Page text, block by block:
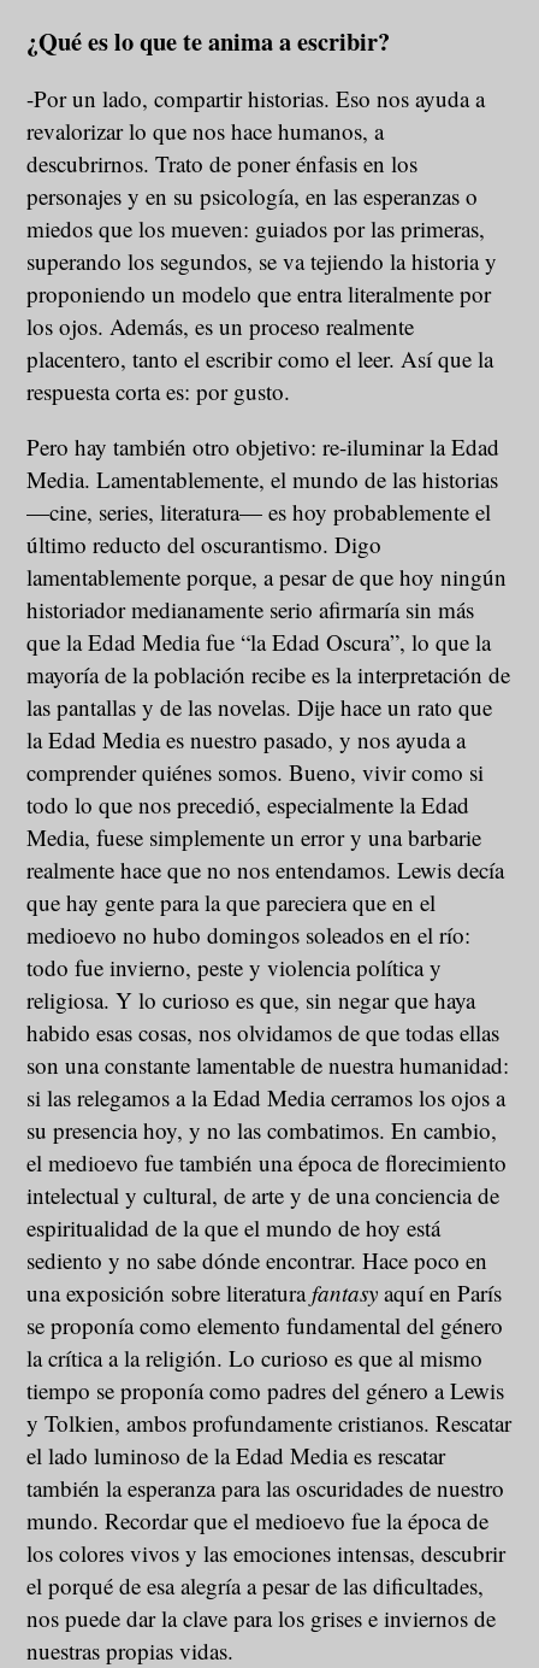
¿Qué es lo que te anima a escribir?
-Por un lado, compartir historias. Eso nos ayuda a
revalorizar lo que nos hace humanos, a
descubrirnos. Trato de poner énfasis en los
personajes y en su psicología, en las esperanzas o
miedos que los mueven: guiados por las primeras,
superando los segundos, se va tejiendo la historia y
proponiendo un modelo que entra literalmente por
los ojos. Además, es un proceso realmente
placentero, tanto el escribir como el leer. Así que la
respuesta corta es: por gusto.
Pero hay también otro objetivo: re-iluminar la Edad
Media. Lamentablemente, el mundo de las historias
—cine, series, literatura— es hoy probablemente el
último reducto del oscurantismo. Digo
lamentablemente porque, a pesar de que hoy ningún
historiador medianamente serio afirmaría sin más
que la Edad Media fue “la Edad Oscura”, lo que la
mayoría de la población recibe es la interpretación de
las pantallas y de las novelas. Dije hace un rato que
la Edad Media es nuestro pasado, y nos ayuda a
comprender quiénes somos. Bueno, vivir como si
todo lo que nos precedió, especialmente la Edad
Media, fuese simplemente un error y una barbarie
realmente hace que no nos entendamos. Lewis decía
que hay gente para la que pareciera que en el
medioevo no hubo domingos soleados en el río:
todo fue invierno, peste y violencia política y
religiosa. Y lo curioso es que, sin negar que haya
habido esas cosas, nos olvidamos de que todas ellas
son una constante lamentable de nuestra humanidad:
si las relegamos a la Edad Media cerramos los ojos a
su presencia hoy, y no las combatimos. En cambio,
el medioevo fue también una época de florecimiento
intelectual y cultural, de arte y de una conciencia de
espiritualidad de la que el mundo de hoy está
sediento y no sabe dónde encontrar. Hace poco en
una exposición sobre literaturafantasy aquí en París
se proponía como elemento fundamental del género
la crítica a la religión. Lo curioso es que al mismo
tiempo se proponía como padres del género a Lewis
y Tolkien, ambos profundamente cristianos. Rescatar
el lado luminoso de la Edad Media es rescatar
también la esperanza para las oscuridades de nuestro
mundo. Recordar que el medioevo fue la época de
los colores vivos y las emociones intensas, descubrir
el porqué de esa alegría a pesar de las dificultades,
nos puede dar la clave para los grises e inviernos de
nuestras propias vidas.